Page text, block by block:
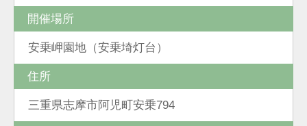
開催場所
安乗岬園地（安乗埼灯台）
住所
三重県志摩市阿児町安乗794